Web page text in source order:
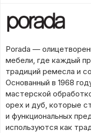
Porada —
мебели, где каждый
традиций ремесла и
Основанный в 1968
мастерской
орех и дуб, которые
и функциональных
используются как